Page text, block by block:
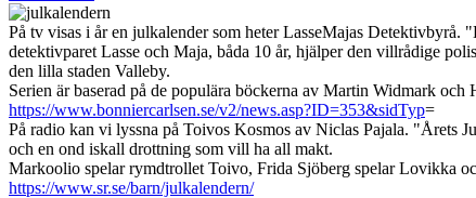
På tv visas i år en julkalender som heter LasseMajas
detektivparet Lasse och Maja, båda 10 år, hjälper den villrådige
den lilla staden Valleby.
Serien är baserad på de populära böckerna av Martin Widmark
https://www.bonniercarlsen.se/v2/news.asp?ID=353&sidTyp=
På radio kan vi lyssna på Toivos Kosmos av Niclas Pajala. "Årets
och en ond iskall drottning som vill ha all makt.
Markoolio spelar rymdtrollet Toivo, Frida Sjöberg spelar Lovikka
https://www.sr.se/barn/julkalendern/